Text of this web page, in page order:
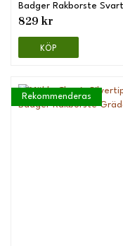
Badger Rakborste Svart
829 kr
KÖP
Rekommenderas